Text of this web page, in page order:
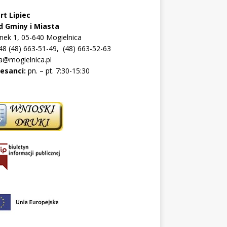
Lipiec
Gminy i Miasta
1, 05-640 Mogielnica
(48) 663-51-49, (48) 663-52-63
pn. – pt. 7:30-15:30